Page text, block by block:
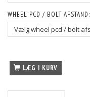
WHEEL PCD / BOLT AFSTAND:
LÆG I KURV